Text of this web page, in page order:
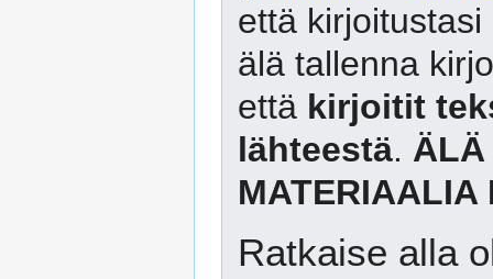
että
älä tallenna
että kirjoitit
lähteestä. ÄLÄ
MATERIAALIA
Ratkaise alla